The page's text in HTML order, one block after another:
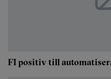
FI positiv till